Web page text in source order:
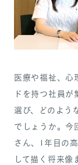
DR.転職なび
DR.アルなび
フリーランスの皆
医療や福祉、
ドを持つ社員が
選び、どのよう
でしょうか。今
さん、1年目の
して描く将来像